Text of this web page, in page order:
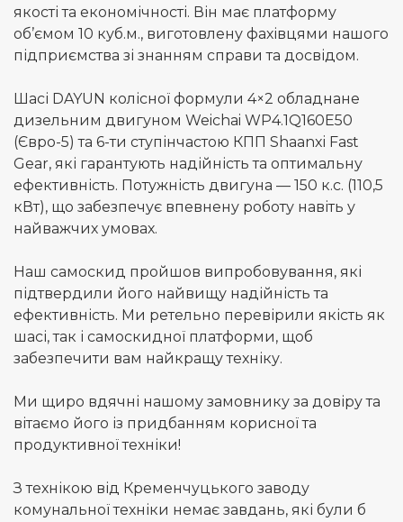
якості та економічності. Він має платформу
об’ємом 10 куб.м., виготовлену фахівцями нашого
підприємства зі знанням справи та досвідом.
Шасі DAYUN колісної формули 4×2 обладнане
дизельним двигуном Weichai WP4.1Q160E50
(Євро-5) та 6-ти ступінчастою КПП Shaanxi Fast
Gear, які гарантують надійність та оптимальну
ефективність. Потужність двигуна — 150 к.с. (110,5
кВт), що забезпечує впевнену роботу навіть у
найважчих умовах.
Наш самоскид пройшов випробовування, які
підтвердили його найвищу надійність та
ефективність. Ми ретельно перевірили якість як
шасі, так і самоскидної платформи, щоб
забезпечити вам найкращу техніку.
Ми щиро вдячні нашому замовнику за довіру та
вітаємо його із придбанням корисної та
продуктивної техніки!
З технікою від Кременчуцького заводу
комунальної техніки немає завдань, які були б